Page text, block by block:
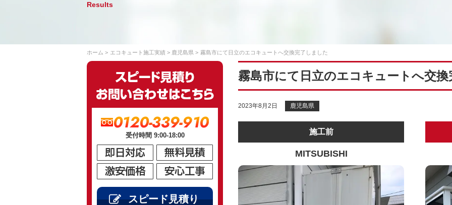
Results
ホーム エコキュート施工実績 鹿児島県 霧島市にて日立のエコキュートへ交換完了しました
霧島市にて日立のエコキュートへ交
2023年8月2日 鹿児島県
施工前
MITSUBISHI
0120-339-910
受付時間 9:00-18:00
スピード見積り